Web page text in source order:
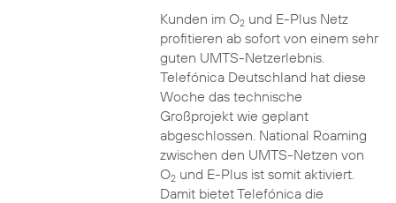
Kunden im O2und E-Plus Netz
profitieren ab sofort von einem sehr
guten UMTS-Netzerlebnis.
Telefónica Deutschland hat diese
Woche das technische
Großprojekt wie geplant
abgeschlossen. National Roaming
zwischen den UMTS-Netzen von
O2und E-Plus ist somit aktiviert.
Damit bietet Telefónica die